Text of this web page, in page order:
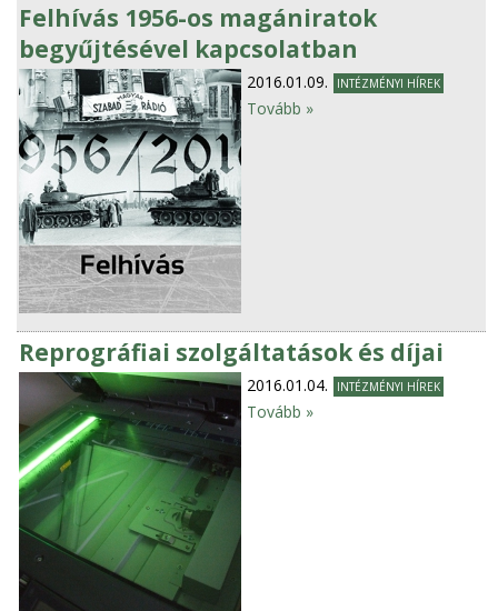
Felhívás 1956-os magániratok
begyűjtésével kapcsolatban
2016.01.09. INTÉZMÉNYI HÍREK
Tovább »
Reprográfiai szolgáltatások és díjai
2016.01.04. INTÉZMÉNYI HÍREK
Tovább »